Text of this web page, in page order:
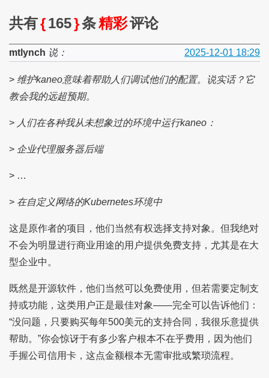
共有{165}条精彩评论
mtlynch 说： 2025-12-01 18:29
> 维护kaneo意味着帮助人们调试他们的配置。说实话？它
教会我的远超预期。
> 人们在各种我从未想象过的环境中运行kaneo：
> 企业代理服务器后端
> …
> 在自定义网络的Kubernetes环境中
这是原作者的项目，他们当然有权选择支持对象。但我绝对
不会为明显进行商业用途的用户提供免费支持，尤其是在大
型企业中。
既然是开源软件，他们当然可以免费使用，但若需要定制支
持或功能，这类用户正是最佳对象——完全可以告诉他们：
“没问题，只要购买每年500美元的支持合同，我很乐意提供
帮助。”你会惊讶于有多少客户根本不在乎费用，因为他们
手握公司信用卡，这点金额根本无需审批或繁琐流程。